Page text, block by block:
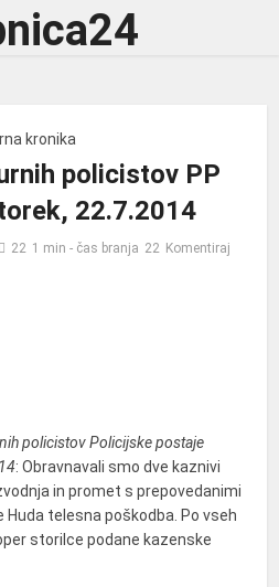
kronika
policistov PP
22.7.2014
1 min - čas branja Komentiraj
policistov Policijske postaje
: Obravnavali smo dve kaznivi
in promet s prepovedanimi
Huda telesna poškodba. Po vseh
storilce podane kazenske